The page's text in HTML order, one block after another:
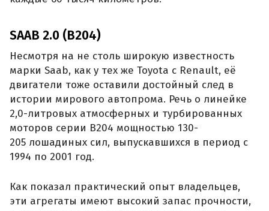
SAAB 2.0 (B204)
Несмотря на не столь широкую известность
марки Saab, как у тех же Toyota с Renault, её
двигатели тоже оставили достойный след в
истории мирового автопрома. Речь о линейке
2,0-литровых атмосферных и турбированных
моторов серии B204 мощностью 130-
205 лошадиных сил, выпускавшихся в период с
1994 по 2001 год.
Как показал практический опыт владельцев,
эти агрегаты имеют высокий запас прочности,